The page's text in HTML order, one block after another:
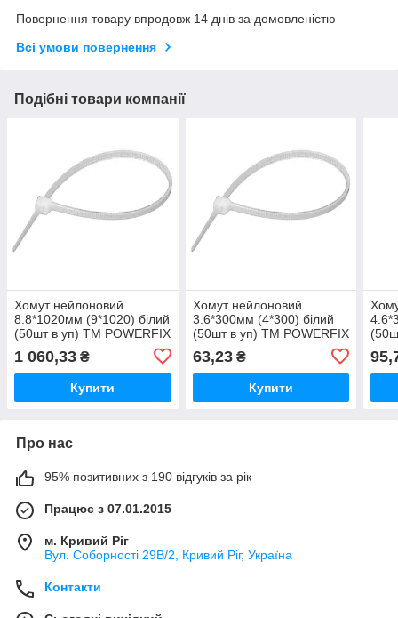
Повернення товару впродовж 14 днів за домовленістю
Всі умови повернення
Подібні товари компанії
Хомут нейлоновий
8.8*1020мм (9*1020) білий
(50шт в уп) ТМ POWERFIX
1 060,33 ₴
Купити
Хомут нейлоновий
3.6*300мм (4*300) білий
(50шт в уп) ТМ POWERFIX
63,23₴
Купити
Про нас
95% позитивних з 190 відгуків за рік
Працює з 07.01.2015
м. Кривий Ріг
Вул. Соборності 29В/2, Кривий Ріг, Україна
Контакти